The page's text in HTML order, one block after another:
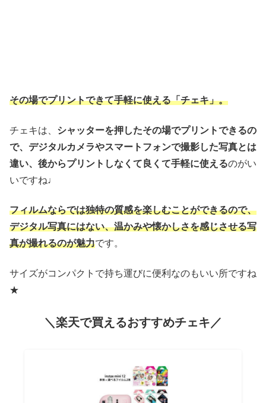
その場でプリントできて手軽に使える「チェキ」。
チェキは、 シャッターを押したその場でプリントできるの
で、デジタルカメラやスマートフォンで撮影した写真とは
違い、後からプリントしなくて良くて手軽に使えるのがい
いですね♩
フィルムならでは独特の質感を楽しむことができるので、
デジタル写真にはない、温かみや懐かしさを感じさせる写
真が撮れるのが魅力です。
サイズがコンパクトで持ち運びに便利なのもいい所ですね
★
＼楽天で買えるおすすめチェキ／